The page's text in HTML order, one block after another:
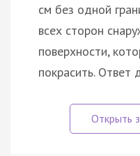
см без одной
всех сторон
поверхности,
покрасить. Ответ